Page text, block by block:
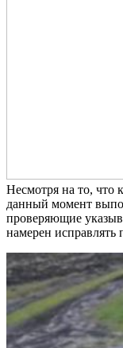
Несмотря на то, что
данный момент
проверяющие
намерен исправлять